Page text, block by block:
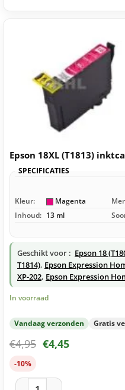
Epson 18XL (T1813)
SPECIFICATIES
Kleur: Magenta
Inhoud: 13 ml
Geschikt voor : Epson 18
T1814), Epson Expression
XP-202, Epson Expression
In voorraad
Vandaag verzonden Gratis
€4,95 €4,45
-10%
Epson 18XL (T1813)